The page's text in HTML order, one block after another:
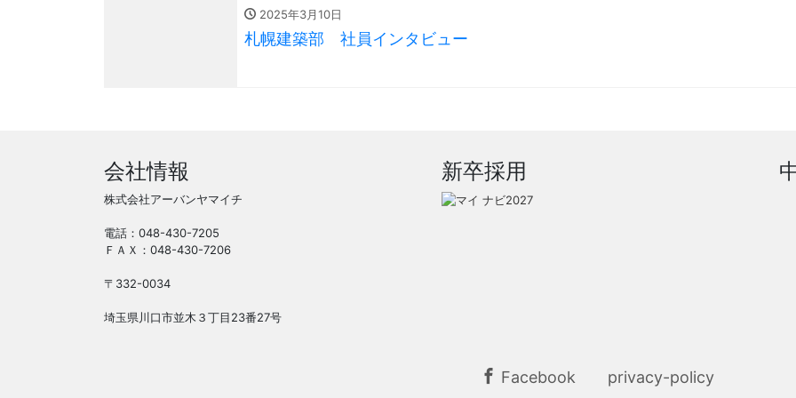
2025年3月10日
札幌建築部 社員インタビュー
会社情報
株式会社アーバンヤマイチ
電話：048-430-7205
ＦＡＸ：048-430-7206
〒332-0034
埼玉県川口市並木３丁目23番27号
新卒採用
Facebook privacy-policy